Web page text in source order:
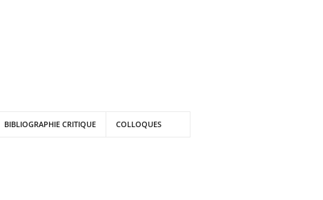
BIBLIOGRAPHIE CRITIQUE COLLOQUES